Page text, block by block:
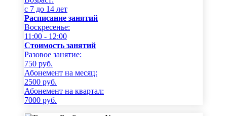
c 7 до 14 лет
Расписание занятий
Воскресенье:
11:00 - 12:00
Стоимость занятий
Разовое занятие:
750 руб.
Абонемент на месяц:
2500 руб.
Абонемент на квартал:
7000 руб.